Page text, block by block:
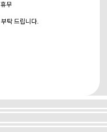
무
탁 드립니다.